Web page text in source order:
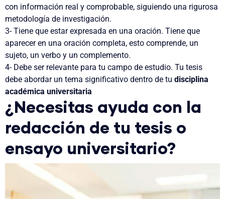
con información real y comprobable, siguiendo una rigurosa
metodología de investigación.
3- Tiene que estar expresada en una oración. Tiene que
aparecer en una oración completa, esto comprende, un
sujeto, un verbo y un complemento.
4- Debe ser relevante para tu campo de estudio. Tu tesis
debe abordar un tema significativo dentro de tu disciplina
académica universitaria
¿ Necesitas ayuda con la
redacción de tu tesis o
ensayo universitario?